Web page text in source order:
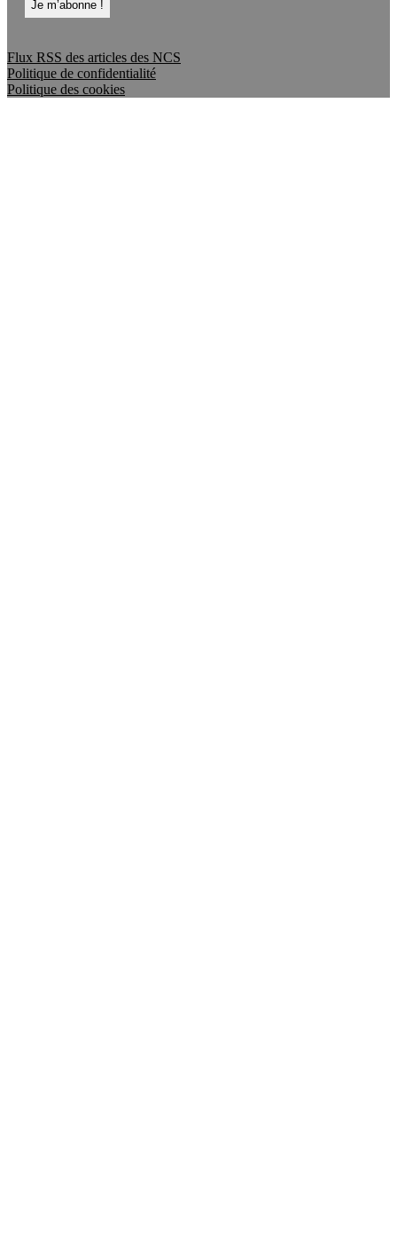
Flux RSS des articles des NCS
Politique de confidentialité
Politique des cookies